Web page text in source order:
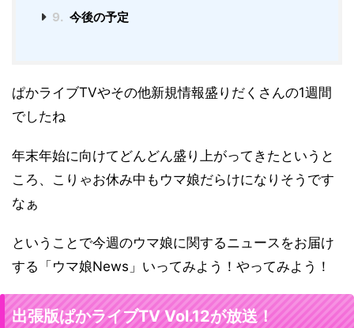
9. 今後の予定
ぱかライブTVやその他新規情報盛りだくさんの1週間
でしたね
年末年始に向けてどんどん盛り上がってきたというと
ころ、こりゃお休み中もウマ娘だらけになりそうです
なぁ
ということで今週のウマ娘に関するニュースをお届け
する「ウマ娘News」いってみよう！やってみよう！
出張版ぱかライブTV Vol.12が放送！